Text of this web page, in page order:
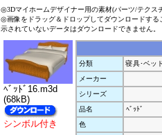
◎3Dマイホームデザイナー用の素材(パーツ/テクス
◎画像をドラッグ＆ドロップしてダウンロードす
示されていないデータはダウンロードできません。
ﾍﾞｯﾄﾞ16.m3d
(68kB)
シンボル付き
分類
寝具･ベッ
メーカー
シリーズ
品名
ﾍﾞｯﾄﾞ
色